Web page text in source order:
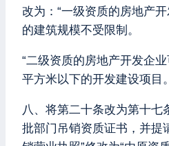
改为：“一级资质的房地产
的建筑规模不受限制。
“二级资质的房地产开发企
平方米以下的开发建设项目
八、将第二十条改为第十七
批部门吊销资质证书，并提